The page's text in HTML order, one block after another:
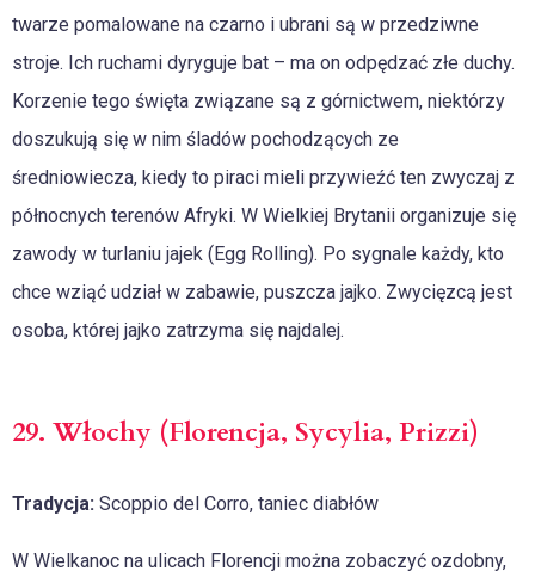
twarze pomalowane na czarno i ubrani są w przedziwne
stroje. Ich ruchami dyryguje bat – ma on odpędzać złe duchy.
Korzenie tego święta związane są z górnictwem, niektórzy
doszukują się w nim śladów pochodzących ze
średniowiecza, kiedy to piraci mieli przywieźć ten zwyczaj z
północnych terenów Afryki. W Wielkiej Brytanii organizuje się
zawody w turlaniu jajek (Egg Rolling). Po sygnale każdy, kto
chce wziąć udział w zabawie, puszcza jajko. Zwycięzcą jest
osoba, której jajko zatrzyma się najdalej.
29. Włochy (Florencja, Sycylia, Prizzi)
Tradycja: Scoppio del Corro, taniec diabłów
W Wielkanoc na ulicach Florencji można zobaczyć ozdobny,